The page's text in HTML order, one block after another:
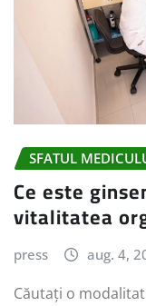
SFATUL
Ce este
vitalitatea
press aug. 4,
Căutați o